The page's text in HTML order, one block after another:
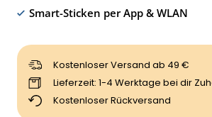
Smart-Sticken per App & WLAN
Kostenloser Versand ab 49 €
Lieferzeit: 1-4 Werktage bei dir
Kostenloser Rückversand